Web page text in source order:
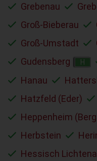
Grebenau
Groß-Bieberau
Groß-Umstadt
Gudensberg
H
Hanau
Hatzfeld (Eder)
Heppenheim
Herbstein
Hessisch